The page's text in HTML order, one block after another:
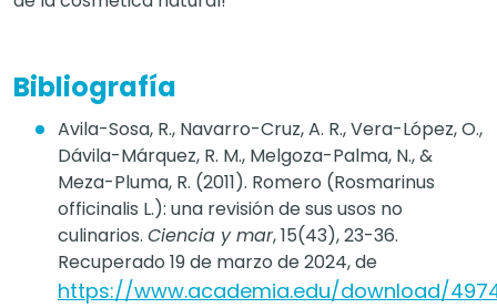
Bibliografía
Avila-Sosa, R., Navarro-Cruz, A. R., Vera-López, O.,
Dávila-Márquez, R. M., Melgoza-Palma, N., &
Meza-Pluma, R. (2011). Romero (Rosmarinus
officinalis L.): una revisión de sus usos no
culinarios. Ciencia y mar, 15(43), 23-36.
Recuperado 19 de marzo de 2024, de
https://www.academia.edu/download/